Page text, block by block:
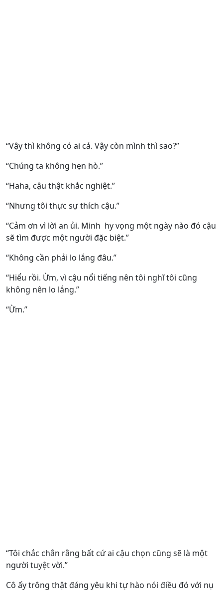
“Vậy thì không có ai cả. Vậy còn mình thì sao?”
“Chúng ta không hẹn hò.”
“Haha, cậu thật khắc nghiệt.”
“Nhưng tôi thực sự thích cậu.”
“Cảm ơn vì lời an ủi. Minh hy vọng một ngày nào đó cậu
sẽ tìm được một người đặc biệt.”
“Không cần phải lo lắng đâu.”
“Hiểu rồi. Ừm, vì cậu nổi tiếng nên tôi nghĩ tôi cũng
không nên lo lắng.”
“Ừm.”
“Tôi chắc chắn rằng bất cứ ai cậu chọn cũng sẽ là một
người tuyệt vời.”
Cô ấy trông thật đáng yêu khi tự hào nói điều đó với nụ